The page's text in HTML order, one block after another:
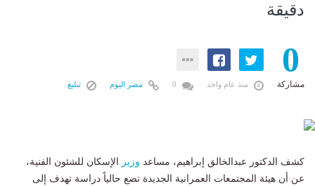
دقيقة
0
مشاركة منذ عام واحد مصر اليوم تبليغ
كشف الدكتور عبدالخالق إبراهيم، مساعد وزير
الإسكان للشئون الفنية،
عن أن هيئة المجتمعات العمرانية الجديدة تضع حالياً دراسة تهدف إلى